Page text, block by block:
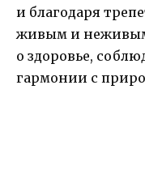
и благодаря
живым и неживым
о здоровье,
гармонии с